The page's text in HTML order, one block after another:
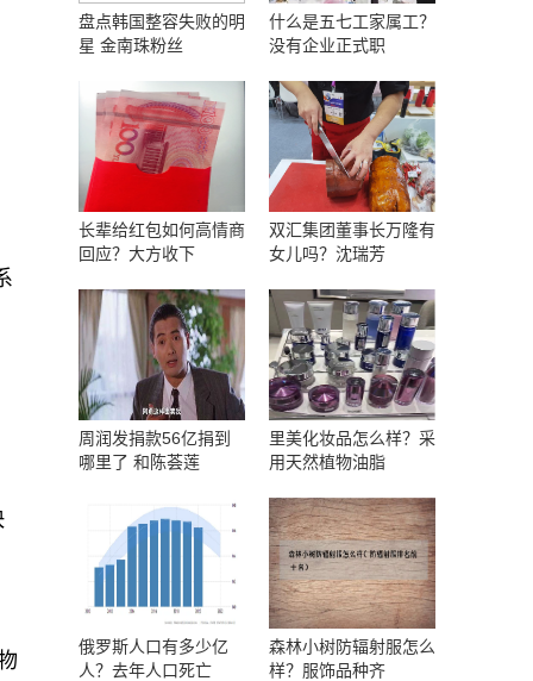
盘点韩国整容失败的明
星 金南珠粉丝
什么是五七工家属工？
没有企业正式职
长辈给红包如何高情商
回应？大方收下
双汇集团董事长万隆有
女儿吗？沈瑞芳
周润发捐款56亿捐到
哪里了 和陈荟莲
里美化妆品怎么样？采
用天然植物油脂
俄罗斯人口有多少亿
人？去年人口死亡
森林小树防辐射服怎么
样？服饰品种齐